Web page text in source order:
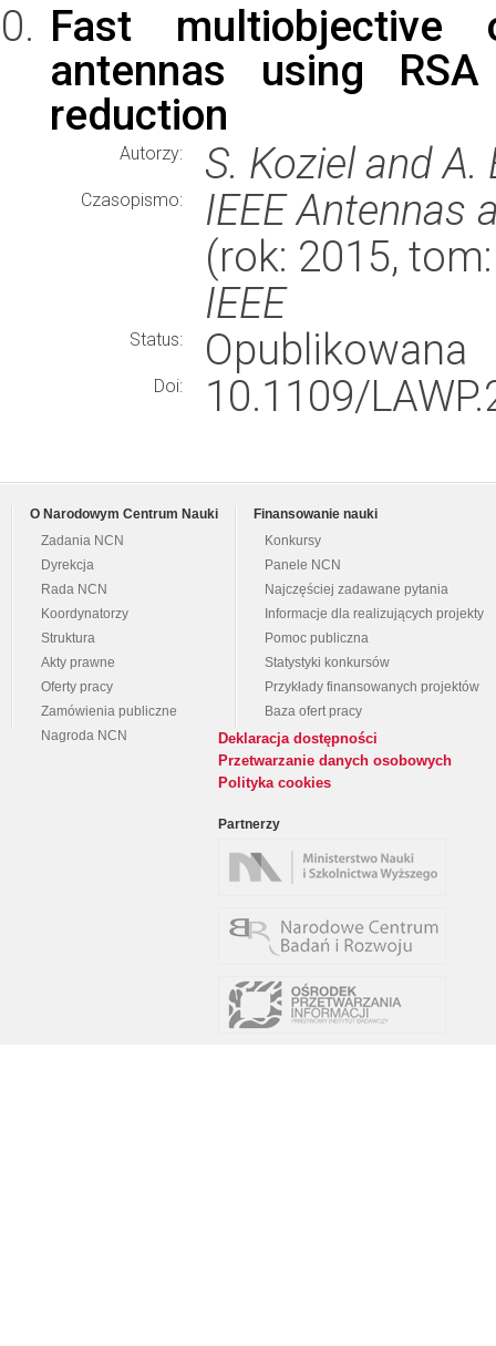
Fast multiobjective
antennas using
reduction
Autorzy: S. Koziel and
Czasopismo:
IEEE Antennas
(rok: 2015,
IEEE
Status: Opublikowana
Doi: 10.1109/
O Narodowym Centrum Nauki
Zadania NCN
Dyrekcja
Rada NCN
Koordynatorzy
Struktura
Akty prawne
Oferty pracy
Zamówienia publiczne
Nagroda NCN
Finansowanie nauki
Konkursy
Panele NCN
Najczęściej zadawane pytania
Informacje dla realizujących projekty
Pomoc publiczna
Statystyki konkursów
Przykłady finansowanych projektów
Baza ofert pracy
Deklaracja dostępności
Przetwarzanie danych osobowych
Polityka cookies
Partnerzy